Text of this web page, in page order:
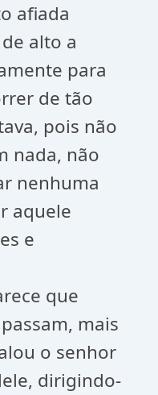
afiada
alto a
para
de tão
pois não
nada, não
nenhuma
aquele
e
que
mais
o senhor
dirigindo-